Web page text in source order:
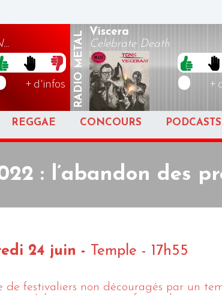
+ d'infos RADIO
METAL Viscera
Celebrate Death
+
REGGAE CONCOURS PODCASTS
: l’abandon des
24 juin - Temple - 17h55
festivaliers non découragés par un